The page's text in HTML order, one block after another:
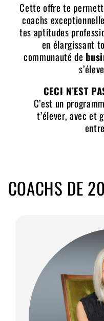
Cette offre te
coachs
tes aptitudes
en élargissant
communauté de
CECI N’EST
C’est un
t’élever, avec et
COACHS DE